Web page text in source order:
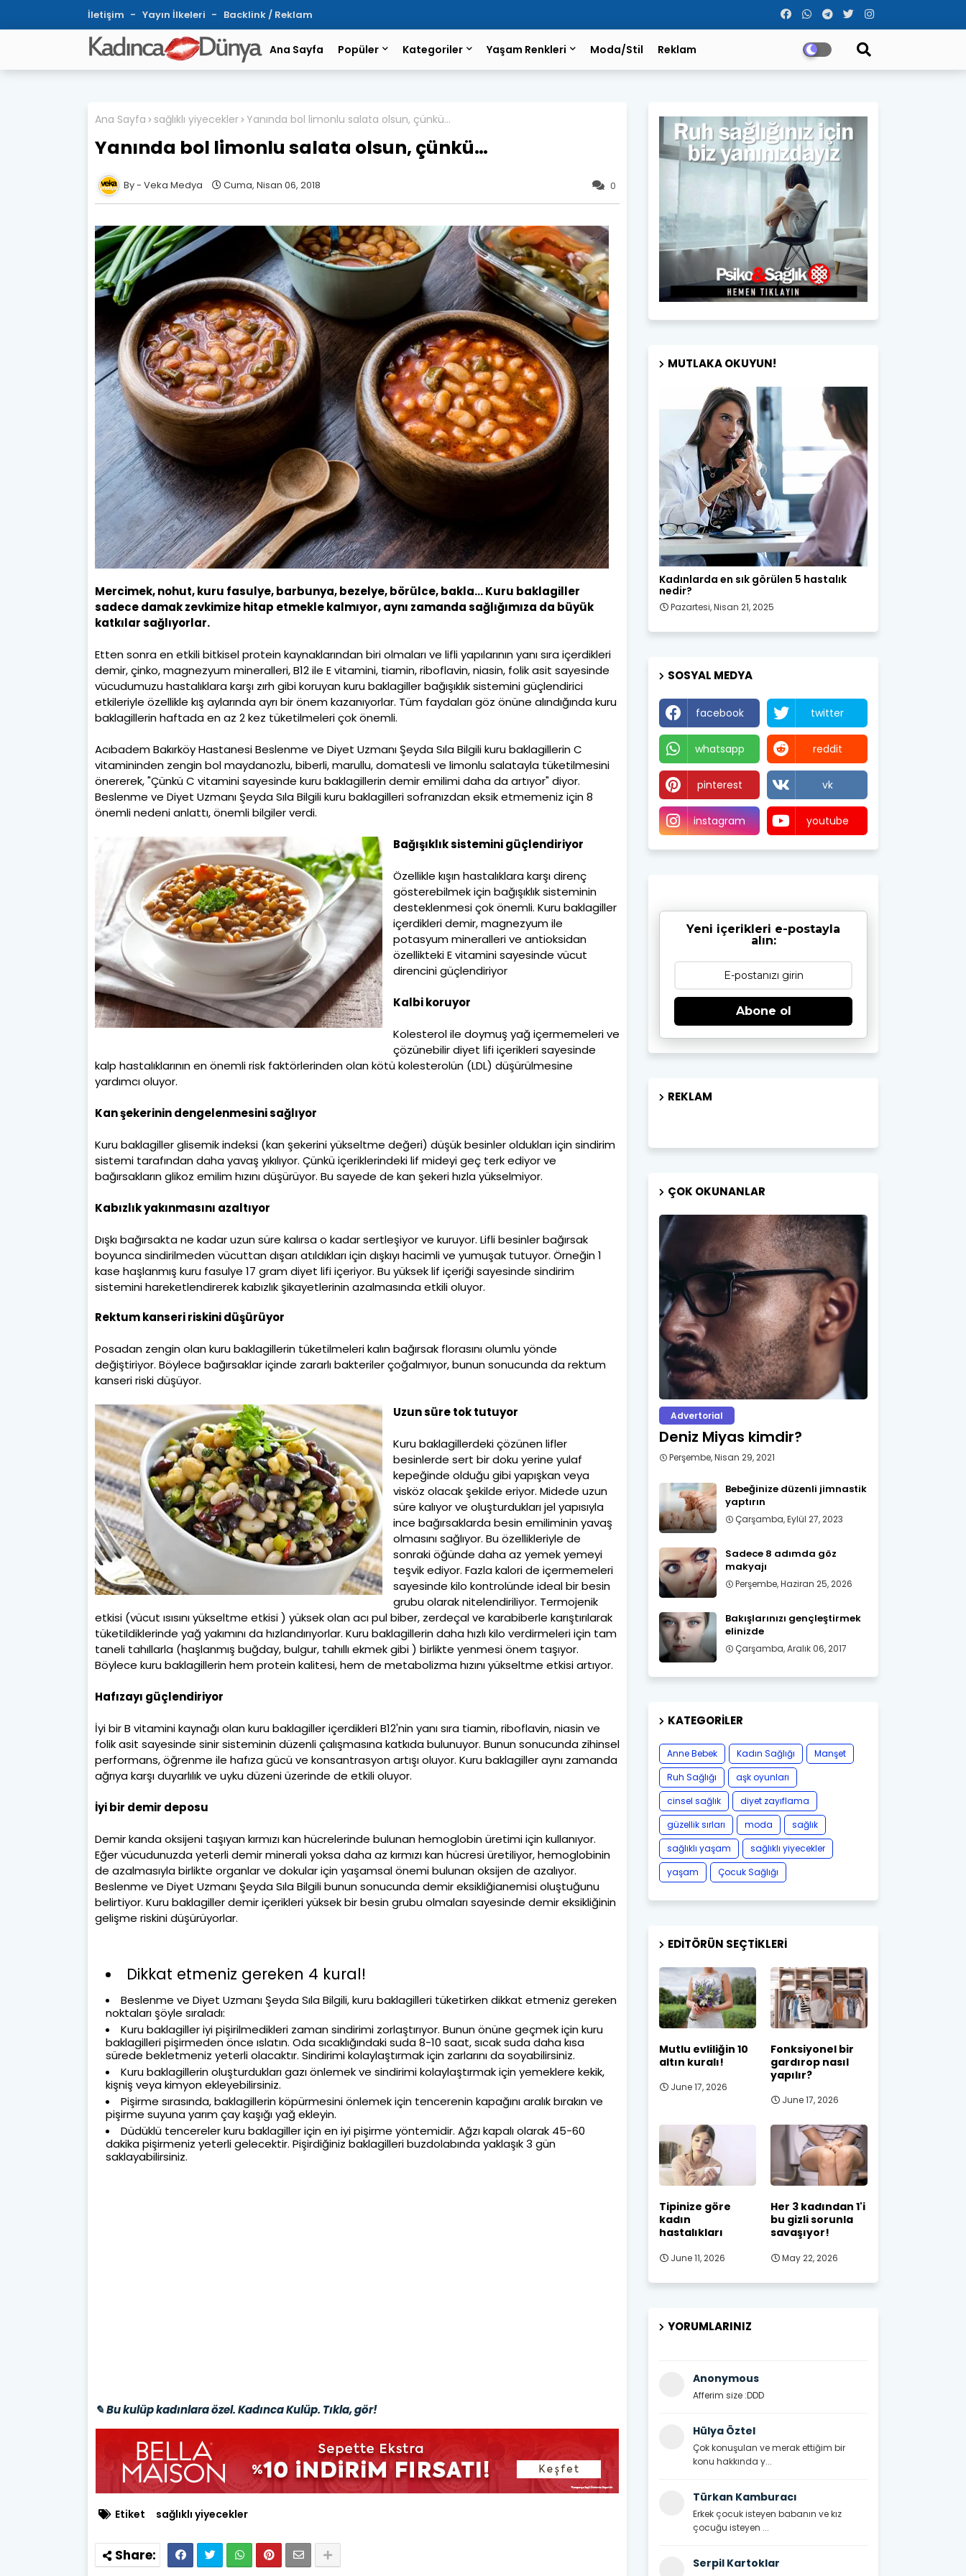
İletişim Yayın İlkeleri Backlink / Reklam
Ana Sayfa Popüler Kategoriler Yaşam Renkleri Moda/Stil Reklam
Ana Sayfa sağlıklı yiyecekler Yanında bol limonlu salata olsun, çünkü…
Yanında bol limonlu salata olsun, çünkü…
0
Veka Medya Cuma, Nisan 06, 2018
Mercimek, nohut, kuru fasulye, barbunya, bezelye, börülce, bakla… Kuru baklagiller
sadece damak zevkimize hitap etmekle kalmıyor, aynı zamanda sağlığımıza da büyük
katkılar sağlıyorlar.
Etten sonra en etkili bitkisel protein kaynaklarından biri olmaları ve lifli yapılarının yanı sıra içerdikleri
demir, çinko, magnezyum mineralleri, B12 ile E vitamini, tiamin, riboflavin, niasin, folik asit sayesinde
vücudumuzu hastalıklara karşı zırh gibi koruyan kuru baklagiller bağışıklık sistemini güçlendirici
etkileriyle özellikle kış aylarında ayrı bir önem kazanıyorlar. Tüm faydaları göz önüne alındığında kuru
baklagillerin haftada en az 2 kez tüketilmeleri çok önemli.
Acıbadem Bakırköy Hastanesi Beslenme ve Diyet Uzmanı Şeyda Sıla Bilgili kuru baklagillerin C
vitamininden zengin bol maydanozlu, biberli, marullu, domatesli ve limonlu salatayla tüketilmesini
önererek, "Çünkü C vitamini sayesinde kuru baklagillerin demir emilimi daha da artıyor" diyor.
Beslenme ve Diyet Uzmanı Şeyda Sıla Bilgili kuru baklagilleri sofranızdan eksik etmemeniz için 8
önemli nedeni anlattı, önemli bilgiler verdi.
Bağışıklık sistemini güçlendiriyor
Özellikle kışın hastalıklara karşı direnç
gösterebilmek için bağışıklık sisteminin
desteklenmesi çok önemli. Kuru baklagiller
içerdikleri demir, magnezyum ile
potasyum mineralleri ve antioksidan
özellikteki E vitamini sayesinde vücut
direncini güçlendiriyor
Kalbi koruyor
Kolesterol ile doymuş yağ içermemeleri ve
çözünebilir diyet lifi içerikleri sayesinde
kalp hastalıklarının en önemli risk faktörlerinden olan kötü kolesterolün (LDL) düşürülmesine
yardımcı oluyor.
Kan şekerinin dengelenmesini sağlıyor
Kuru baklagiller glisemik indeksi (kan şekerini yükseltme değeri) düşük besinler oldukları için sindirim
sistemi tarafından daha yavaş yıkılıyor. Çünkü içeriklerindeki lif mideyi geç terk ediyor ve
bağırsakların glikoz emilim hızını düşürüyor. Bu sayede de kan şekeri hızla yükselmiyor.
Kabızlık yakınmasını azaltıyor
Dışkı bağırsakta ne kadar uzun süre kalırsa o kadar sertleşiyor ve kuruyor. Lifli besinler bağırsak
boyunca sindirilmeden vücuttan dışarı atıldıkları için dışkıyı hacimli ve yumuşak tutuyor. Örneğin 1
kase haşlanmış kuru fasulye 17 gram diyet lifi içeriyor. Bu yüksek lif içeriği sayesinde sindirim
sistemini hareketlendirerek kabızlık şikayetlerinin azalmasında etkili oluyor.
Rektum kanseri riskini düşürüyor
Posadan zengin olan kuru baklagillerin tüketilmeleri kalın bağırsak florasını olumlu yönde
değiştiriyor. Böylece bağırsaklar içinde zararlı bakteriler çoğalmıyor, bunun sonucunda da rektum
kanseri riski düşüyor.
Uzun süre tok tutuyor
Kuru baklagillerdeki çözünen lifler
besinlerde sert bir doku yerine yulaf
kepeğinde olduğu gibi yapışkan veya
visköz olacak şekilde eriyor. Midede uzun
süre kalıyor ve oluşturdukları jel yapısıyla
ince bağırsaklarda besin emiliminin yavaş
olmasını sağlıyor. Bu özellikleriyle de
sonraki öğünde daha az yemek yemeyi
teşvik ediyor. Fazla kalori de içermemeleri
sayesinde kilo kontrolünde ideal bir besin
grubu olarak nitelendiriliyor. Termojenik
etkisi (vücut ısısını yükseltme etkisi ) yüksek olan acı pul biber, zerdeçal ve karabiberle karıştırılarak
tüketildiklerinde yağ yakımını da hızlandırıyorlar. Kuru baklagillerin daha hızlı kilo verdirmeleri için tam
taneli tahıllarla (haşlanmış buğday, bulgur, tahıllı ekmek gibi ) birlikte yenmesi önem taşıyor.
Böylece kuru baklagillerin hem protein kalitesi, hem de metabolizma hızını yükseltme etkisi artıyor.
Hafızayı güçlendiriyor
İyi bir B vitamini kaynağı olan kuru baklagiller içerdikleri B12'nin yanı sıra tiamin, riboflavin, niasin ve
folik asit sayesinde sinir sisteminin düzenli çalışmasına katkıda bulunuyor. Bunun sonucunda zihinsel
performans, öğrenme ile hafıza gücü ve konsantrasyon artışı oluyor. Kuru baklagiller aynı zamanda
ağrıya karşı duyarlılık ve uyku düzeni üzerinde de etkili oluyor.
İyi bir demir deposu
Demir kanda oksijeni taşıyan kırmızı kan hücrelerinde bulunan hemoglobin üretimi için kullanıyor.
Eğer vücudunuzda yeterli demir minerali yoksa daha az kırmızı kan hücresi üretiliyor, hemoglobinin
de azalmasıyla birlikte organlar ve dokular için yaşamsal önemi bulunan oksijen de azalıyor.
Beslenme ve Diyet Uzmanı Şeyda Sıla Bilgili bunun sonucunda demir eksikliğianemisi oluştuğunu
belirtiyor. Kuru baklagiller demir içerikleri yüksek bir besin grubu olmaları sayesinde demir eksikliğinin
gelişme riskini düşürüyorlar.
Dikkat etmeniz gereken 4 kural!
Beslenme ve Diyet Uzmanı Şeyda Sıla Bilgili, kuru baklagilleri tüketirken dikkat etmeniz gereken
noktaları şöyle sıraladı:
Kuru baklagiller iyi pişirilmedikleri zaman sindirimi zorlaştırıyor. Bunun önüne geçmek için kuru
baklagilleri pişirmeden önce ıslatın. Oda sıcaklığındaki suda 8-10 saat, sıcak suda daha kısa
sürede bekletmeniz yeterli olacaktır. Sindirimi kolaylaştırmak için zarlarını da soyabilirsiniz.
Kuru baklagillerin oluşturdukları gazı önlemek ve sindirimi kolaylaştırmak için yemeklere kekik,
kişniş veya kimyon ekleyebilirsiniz.
Pişirme sırasında, baklagillerin köpürmesini önlemek için tencerenin kapağını aralık bırakın ve
pişirme suyuna yarım çay kaşığı yağ ekleyin.
Düdüklü tencereler kuru baklagiller için en iyi pişirme yöntemidir. Ağzı kapalı olarak 45-60
dakika pişirmeniz yeterli gelecektir. Pişirdiğiniz baklagilleri buzdolabında yaklaşık 3 gün
saklayabilirsiniz.
✎ Bu kulüp kadınlara özel. Kadınca Kulüp. Tıkla, gör!
Etiket sağlıklı yiyecekler
MUTLAKA OKUYUN!
Kadın Sağlığı
Kadınlarda en sık görülen 5 hastalık
nedir?
Pazartesi, Nisan 21, 2025
SOSYAL MEDYA
facebook twitter
whatsapp reddit
pinterest vk
instagram youtube
Yeni içerikleri e-postayla
alın:
Abone ol
REKLAM
ÇOK OKUNANLAR
Advertorial
Deniz Miyas kimdir?
Perşembe, Nisan 29, 2021
Bebeğinize düzenli jimnastik
yaptırın
Çarşamba, Eylül 27, 2023
Sadece 8 adımda göz
makyajı
Perşembe, Haziran 25, 2026
Bakışlarınızı gençleştirmek
elinizde
Çarşamba, Aralık 06, 2017
KATEGORILER
Anne Bebek Kadın Sağlığı
Manşet
Ruh Sağlığı
aşk oyunları
cinsel sağlık
diyet zayıflama
güzellik sırları
moda
sağlık
sağlıklı yaşam
sağlıklı yiyecekler
yaşam
Çocuk Sağlığı
EDITÖRÜN SEÇTIKLERI
Mutlu evliliğin 10
altın kuralı!
June 17, 2026
Fonksiyonel bir
gardırop nasıl
yapılır?
June 17, 2026
Tipinize göre
kadın
hastalıkları
June 11, 2026
Her 3 kadından 1'i
bu gizli sorunla
savaşıyor!
May 22, 2026
YORUMLARINIZ
Anonymous
Afferim size :DDD
Hülya Öztel
Çok konuşulan ve merak ettiğim bir
konu hakkında y...
Türkan Kamburacı
Erkek çocuk isteyen babanın ve kız
çocuğu isteyen ...
Serpil Kartoklar